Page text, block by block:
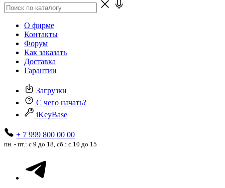
О фирме
Контакты
Форум
Как заказать
Доставка
Гарантии
Загрузки
С чего начать?
iKeyBase
+ 7 999 800 00 00
пн. - пт.: с 9 до 18, сб.: с 10 до 15